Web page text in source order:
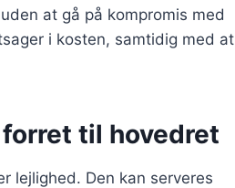
at gå på kompromis med
i kosten, samtidig med at
til hovedret
lejlighed. Den kan serveres